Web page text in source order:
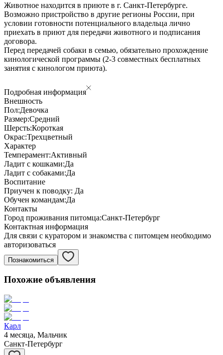
Животное находится в приюте в г. Санкт-Петербурге.
Возможно пристройство в другие регионы России, при
условии готовности потенциального владельца лично
приехать в приют для передачи животного и подписания
договора.
Перед передачей собаки в семью, обязательно прохождение
кинологической программы (2-3 совместных бесплатных
занятия с кинологом приюта).
Подробная информация
Внешность
Пол:Девочка
Размер:Средний
Шерсть:Короткая
Окрас:Трехцветный
Характер
Темперамент:Активный
Ладит с кошками:Да
Ладит с собаками:Да
Воспитание
Приучен к поводку: Да
Обучен командам:Да
Контакты
Город проживания питомца:Санкт-Петербург
Контактная информация
Для связи с куратором и знакомства с питомцем необходимо
авторизоваться
Познакомиться
Похожие объявления
Карл
4 месяца, Мальчик
Санкт-Петербург